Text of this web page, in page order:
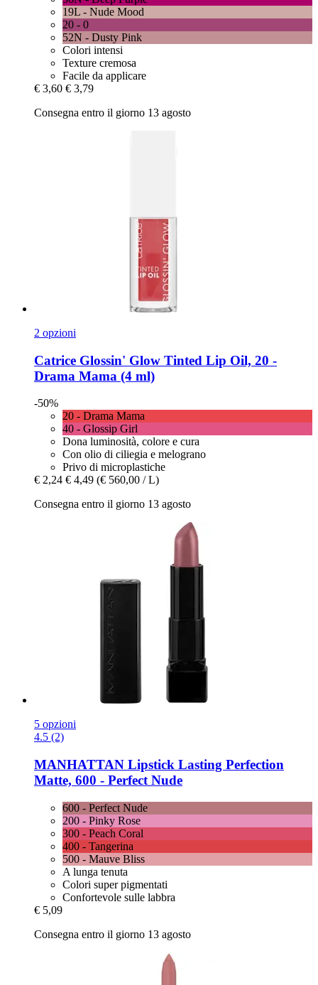
19L - Nude Mood
20 - 0
52N - Dusty Pink
Colori intensi
Texture cremosa
Facile da applicare
€ 3,60 € 3,79
Consegna entro il giorno 13 agosto
2 opzioni
Catrice Glossin' Glow Tinted Lip Oil, 20 -​
Drama Mama (4 ml)
-50%
20 - Drama Mama
40 - Glossip Girl
Dona luminosità, colore e cura
Con olio di ciliegia e melograno
Privo di microplastiche
€ 2,24 € 4,49 (€ 560,00 / L)
Consegna entro il giorno 13 agosto
5 opzioni
4.5 (2)
MANHATTAN Lipstick Lasting Perfection
Matte, 600 -​ Perfect Nude
600 - Perfect Nude
200 - Pinky Rose
300 - Peach Coral
400 - Tangerina
500 - Mauve Bliss
A lunga tenuta
Colori super pigmentati
Confortevole sulle labbra
€ 5,09
Consegna entro il giorno 13 agosto